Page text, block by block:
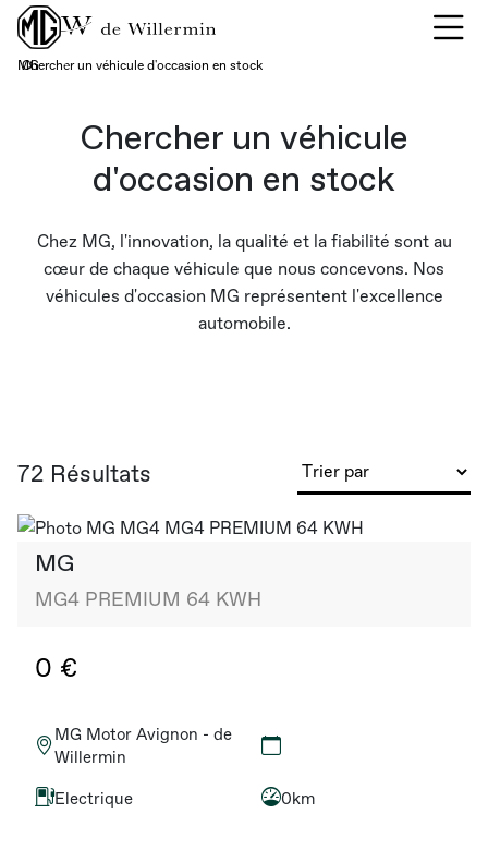
Previous
MG
›
Chercher un véhicule d'occasion en stock
Chercher un véhicule
d'occasion en stock
Chez MG, l'innovation, la qualité et la fiabilité sont au
cœur de chaque véhicule que nous concevons. Nos
véhicules d'occasion MG représentent l'excellence
automobile.
72 Résultats
MG
MG4 PREMIUM 64 KWH
0 €
MG Motor Avignon - de
Willermin
Electrique
0km